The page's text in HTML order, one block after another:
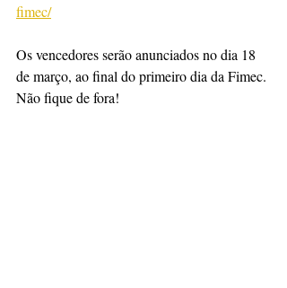
fimec/
Os vencedores serão anunciados no dia 18
de março, ao final do primeiro dia da Fimec.
Não fique de fora!